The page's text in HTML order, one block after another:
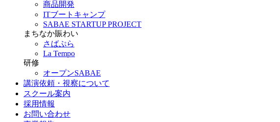
商品開発
ITブートキャンプ
SABAE STARTUP PROJECT
まちなか賑わい
さばぷら
La Tempo
研修
オープンSABAE
講演依頼・視察について
スクール案内
採用情報
お問い合わせ